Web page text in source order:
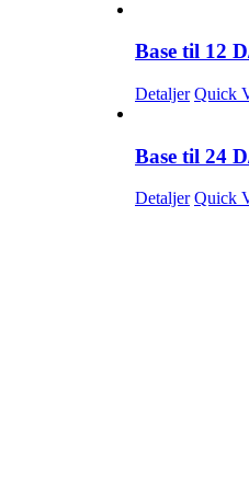
Base til 12
Detaljer Quick
Base til 24
Detaljer Quick